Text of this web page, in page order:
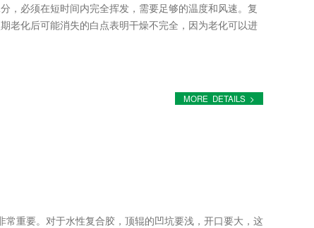
必须在短时间内完全挥发，需要足够的温度和风速。复
老化后可能消失的白点表明干燥不完全，因为老化可以进
MORE DETAILS >
重要。对于水性复合胶，顶辊的凹坑要浅，开口要大，这